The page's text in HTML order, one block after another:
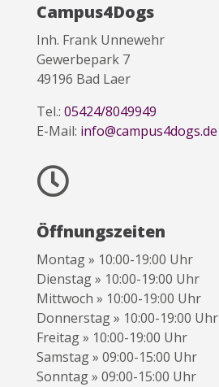
Campus4Dogs
Inh. Frank Unnewehr
Gewerbepark 7
49196 Bad Laer
Tel.: 05424/8049949
E-Mail: info@campus4dogs.de

Öffnungszeiten
Montag » 10:00-19:00 Uhr
Dienstag » 10:00-19:00 Uhr
Mittwoch » 10:00-19:00 Uhr
Donnerstag » 10:00-19:00 Uhr
Freitag » 10:00-19:00 Uhr
Samstag » 09:00-15:00 Uhr
Sonntag » 09:00-15:00 Uhr